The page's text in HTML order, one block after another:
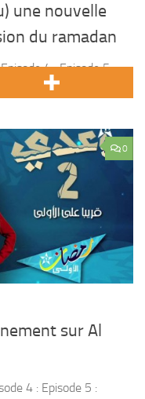
une nouvelle
du ramadan
4 : Episode 5 :
9 : Episode 10 :...
0
sur Al
4 : Episode 5 :